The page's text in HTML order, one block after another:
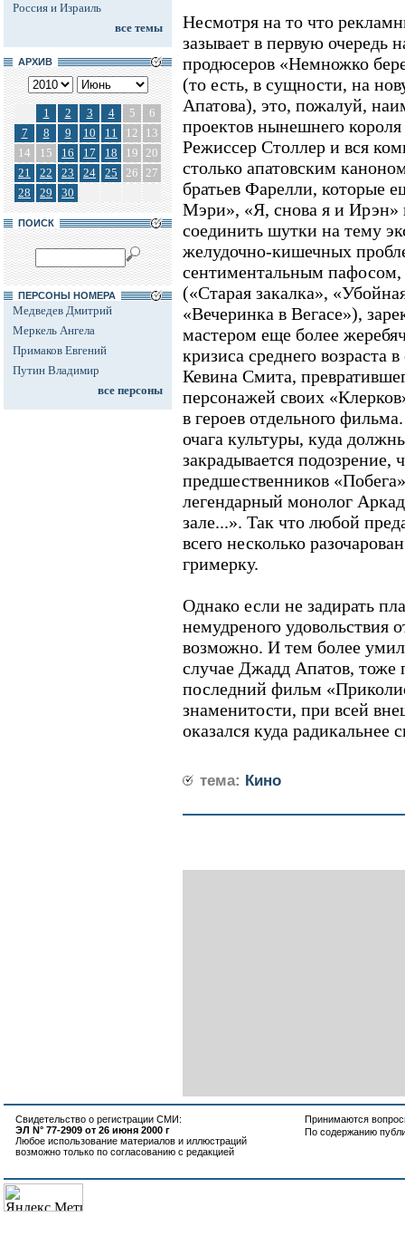
Россия и Израиль
все темы
АРХИВ
1 2 3 4 5
6
7
8 9 10 11 12
13
14
15 16 17 18 19 20
21
22 23 24 25 26 27
28
29 30
ПОИСК
ПЕРСОНЫ НОМЕРА
Медведев Дмитрий
Меркель Ангела
Примаков Евгений
Путин Владимир
все персоны
Несмотря на то что
зазывает в первую очередь
продюсеров «Немножко
(то есть, в сущности, на
Апатова), это, пожалуй,
проектов нынешнего
Режиссер Столлер и вся
столько апатовским
братьев Фарелли, которые
Мэри», «Я, снова я и Ирэн»
соединить шутки на тему
желудочно-кишечных
сентиментальным
(«Старая закалка»,
«Вечеринка в Вегасе»),
мастером еще более
кризиса среднего возраста
Кевина Смита,
персонажей своих
в героев отдельного
очага культуры, куда
закрадывается подозрение,
предшественников
легендарный монолог
зале...». Так что любой
всего несколько
гримерку.
Однако если не задирать
немудреного удовольствия
возможно. И тем более
случае Джадд Апатов, тоже
последний фильм
знаменитости, при всей
оказался куда радикальнее
тема: Кино
Свидетельство о регистрации СМИ:
ЭЛ N° 77-2909 от 26 июня 2000 г
Любое использование материалов и иллюстраций
возможно только по согласованию с редакцией
Принимаются
По содержанию